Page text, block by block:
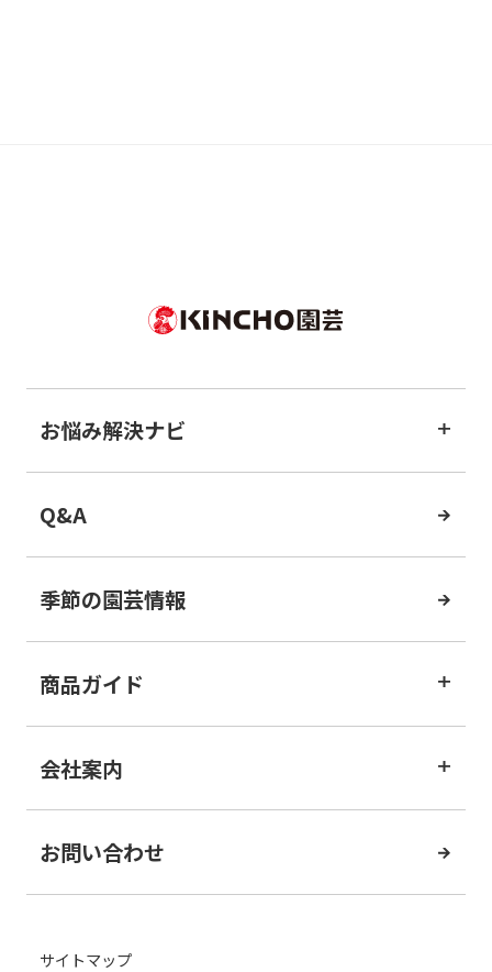
お悩み解決ナビ
Q&A
季節の園芸情報
商品ガイド
会社案内
お問い合わせ
サイトマップ